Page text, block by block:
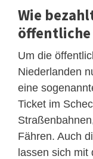
Wie
Um die
Niederlanden
eine
Ticket im
Fähren. Auch
lassen sich mit